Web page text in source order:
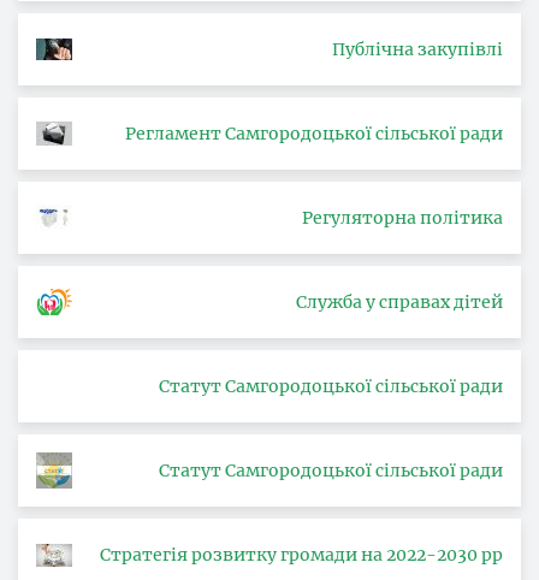
Публічна закупівлі
Регламент Самгородоцької сільської ради
Регуляторна політика
Служба у справах дітей
Статут Самгородоцької сільської ради
Статут Самгородоцької сільської ради
Стратегія розвитку громади на 2022-2030 рр